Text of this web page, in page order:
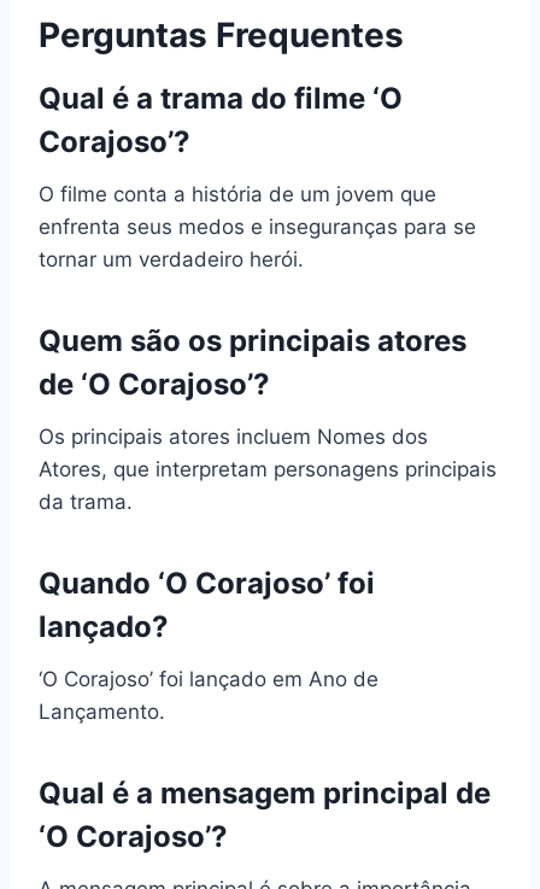
Perguntas Frequentes
Qual é a trama do filme ‘O
Corajoso’?
O filme conta a história de um jovem que
enfrenta seus medos e inseguranças para se
tornar um verdadeiro herói.
Quem são os principais atores
de ‘O Corajoso’?
Os principais atores incluem Nomes dos
Atores, que interpretam personagens principais
da trama.
Quando ‘O Corajoso’ foi
lançado?
‘O Corajoso’ foi lançado em Ano de
Lançamento.
Qual é a mensagem principal de
‘O Corajoso’?